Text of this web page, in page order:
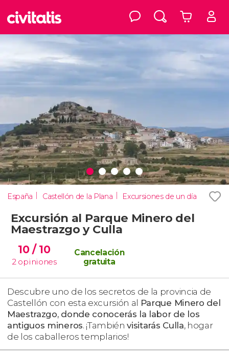
España Castellón de la Plana Excursiones de un día
Excursión al Parque Minero del
Maestrazgo y Culla
10 / 10
2 opiniones
Cancelación
gratuita
Descubre uno de los secretos de la provincia de
Castellón con esta excursión al Parque Minero del
Maestrazgo, donde conocerás la labor de los
antiguos mineros. ¡Tambiénvisitarás Culla, hogar
de los caballeros templarios!